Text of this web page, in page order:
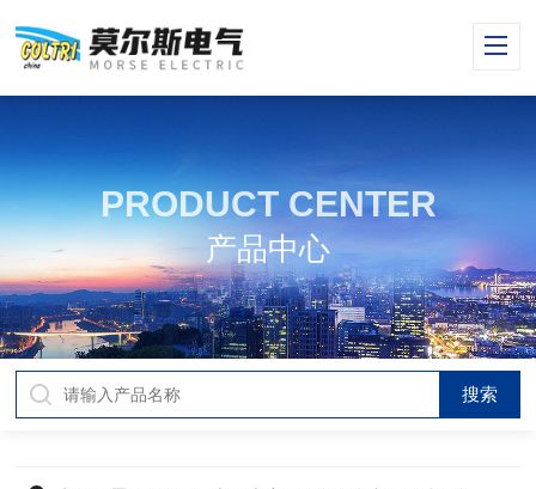
PRODUCT CENTER
产品中心